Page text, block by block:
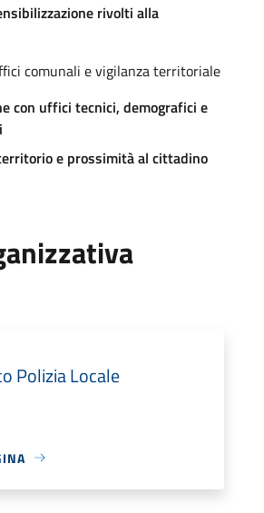
rivolti alla
comunali e vigilanza territoriale
con uffici tecnici, demografici e
e prossimità al cittadino
Polizia Locale